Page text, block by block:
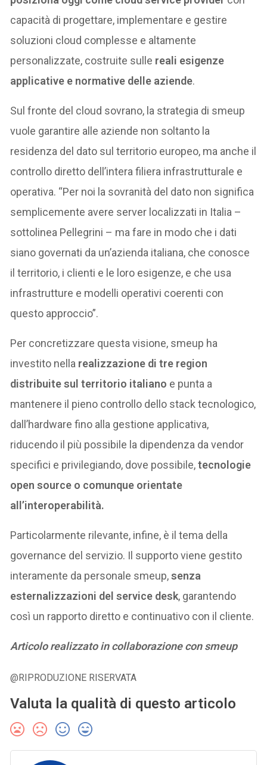
capacità di progettare, implementare e gestire
soluzioni cloud complesse e altamente
personalizzate, costruite sulle reali esigenze
applicative e normative delle aziende.
Sul fronte del cloud sovrano, la strategia di smeup
vuole garantire alle aziende non soltanto la
residenza del dato sul territorio europeo, ma anche il
controllo diretto dell’intera filiera infrastrutturale e
operativa. “Per noi la sovranità del dato non significa
semplicemente avere server localizzati in Italia –
sottolinea Pellegrini – ma fare in modo che i dati
siano governati da un’azienda italiana, che conosce
il territorio, i clienti e le loro esigenze, e che usa
infrastrutture e modelli operativi coerenti con
questo approccio”.
Per concretizzare questa visione, smeup ha
investito nella realizzazione di tre region
distribuite sul territorio italiano e punta a
mantenere il pieno controllo dello stack tecnologico,
dall’hardware fino alla gestione applicativa,
riducendo il più possibile la dipendenza da vendor
specifici e privilegiando, dove possibile,tecnologie
open source o comunque orientate
all’interoperabilità.
Particolarmente rilevante, infine, è il tema della
governance del servizio. Il supporto viene gestito
interamente da personale smeup,senza
esternalizzazioni del service desk, garantendo
così un rapporto diretto e continuativo con il cliente.
Articolo realizzato in collaborazione con smeup
@RIPRODUZIONE RISERVATA
Valuta la qualità di questo articolo